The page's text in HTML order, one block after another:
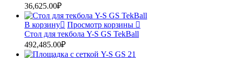
36,625.00₽
В корзину
Просмотр корзины
Стол для текбола Y-S GS TekBall
492,485.00₽